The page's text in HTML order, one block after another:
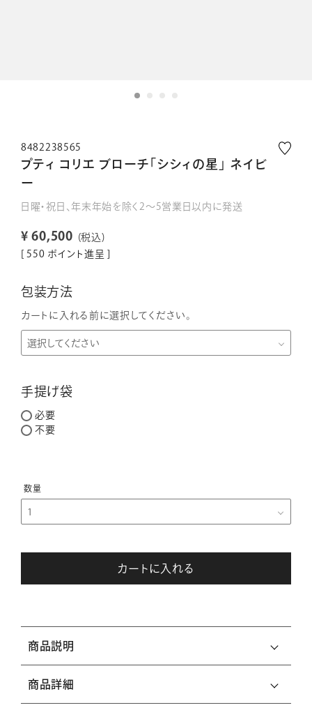
8482238565
プティ コリエ ブローチ「シシィの星」 ネイビ
ー
日曜・祝日、年末年始を除く2～5営業日以内に発送
¥ 60,500
税込
550 ポイント進呈 ]
包装方法
カートに入れる前に選択してください。
手提げ袋
必要
不要
カートに入れる
商品説明
商品詳細